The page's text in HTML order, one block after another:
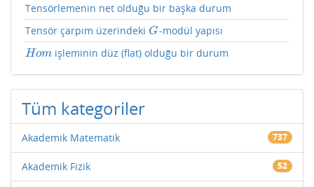
Tensörlemenin net olduğu bir başka durum
Tensör çarpım üzerindeki G
G -modül yapısı
Hom
Hom işleminin düz (flat) olduğu bir durum
Tüm kategoriler
Akademik Matematik 737
Akademik Fizik 52